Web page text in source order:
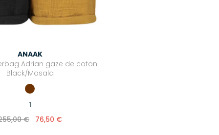
ANAAK
Adrian gaze de coton
Black/Masala
1
€
76,50 €